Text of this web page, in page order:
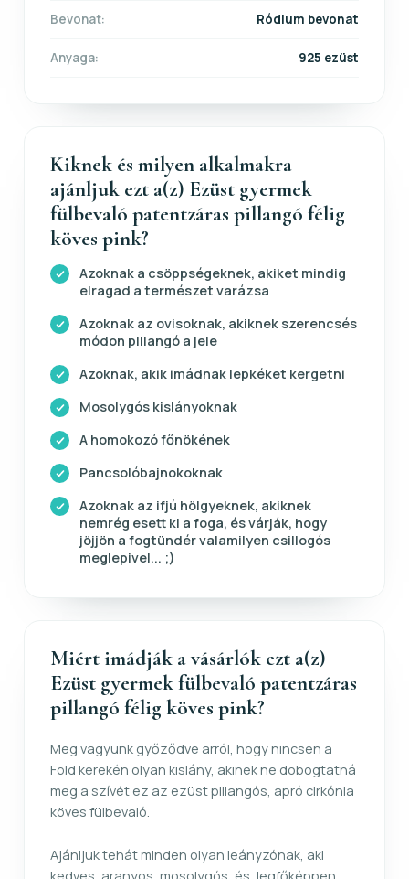
Bevonat: Ródium bevonat
Anyaga: 925 ezüst
Kiknek és milyen alkalmakra
ajánljuk ezt a(z) Ezüst gyermek
fülbevaló patentzáras pillangó félig
köves pink?
Azoknak a csöppségeknek, akiket mindig
elragad a természet varázsa
Azoknak az ovisoknak, akiknek szerencsés
módon pillangó a jele
Azoknak, akik imádnak lepkéket kergetni
Mosolygós kislányoknak
A homokozó főnökének
Pancsolóbajnokoknak
Azoknak az ifjú hölgyeknek, akiknek
nemrég esett ki a foga, és várják, hogy
jöjjön a fogtündér valamilyen csillogós
meglepivel... ;)
Miért imádják a vásárlók ezt a(z)
Ezüst gyermek fülbevaló patentzáras
pillangó félig köves pink?
Meg vagyunk győződve arról, hogy nincsen a
Föld kerekén olyan kislány, akinek ne dobogtatná
meg a szívét ez az ezüst pillangós, apró cirkónia
köves fülbevaló.
Ajánljuk tehát minden olyan leányzónak, aki
kedves, aranyos, mosolygós, és, legfőképpen,